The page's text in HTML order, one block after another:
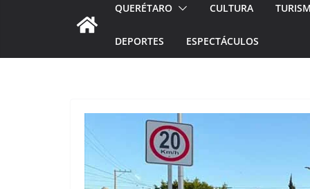
QUERÉTARO CULTURA
DEPORTES ESPECTÁCULOS